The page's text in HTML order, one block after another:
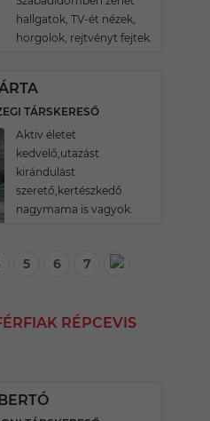
hallgatok, TV-ét nézek,
horgolok, rejtvényt fejtek.
TÁRSKERESŐ
Aktiv életet
kedvelő,utazást
kirándulást
szerető,kertészkedő
nagymama is vagyok.
5 6 7
RÉPCEVIS